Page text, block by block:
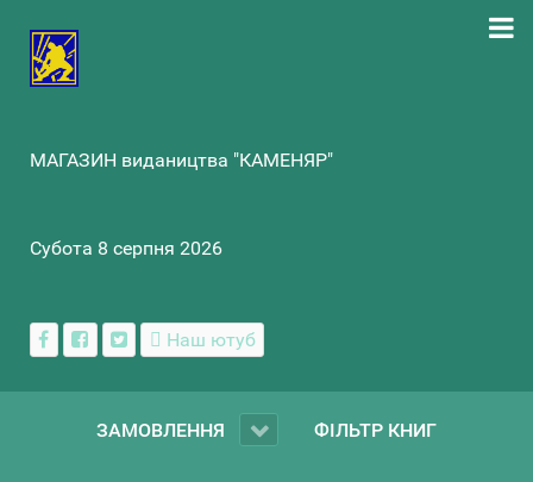
МАГАЗИН видаництва "КАМЕНЯР"
Субота 8 серпня 2026
Наш ютуб
ЗАМОВЛЕННЯ ФІЛЬТР КНИГ